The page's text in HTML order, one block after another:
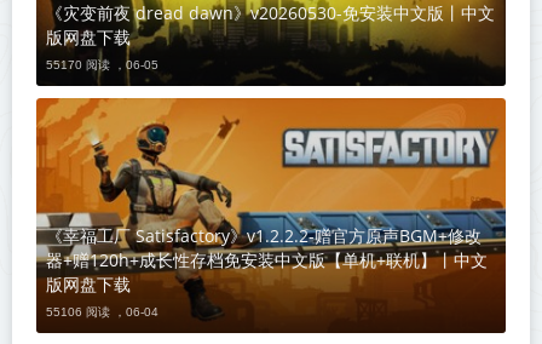
《灾变前夜 dread dawn》v20260530-免安装中文版丨中文
版网盘下载
55170 阅读 ， 06-05
《幸福工厂 Satisfactory》v1.2.2.2-赠官方原声BGM+修改
器+赠120h+成长性存档免安装中文版【单机+联机】丨中文
版网盘下载
55106 阅读 ， 06-04